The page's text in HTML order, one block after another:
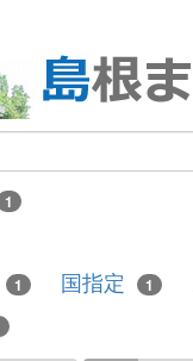
1
1 国指定 1